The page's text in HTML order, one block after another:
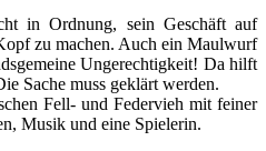
in Ordnung, sein Geschäft auf
zu machen. Auch ein Maulwurf
Ungerechtigkeit! Da hilft
Sache muss geklärt werden.
Fell- und Federvieh mit feiner
Musik und eine Spielerin.